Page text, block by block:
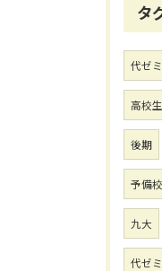
タ
代ゼ
高校
後期
予備校
九大
代ゼ